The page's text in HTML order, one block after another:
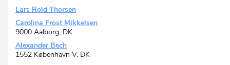
Lars Rold Thorsen
Carolina Frost Mikkelsen
9000 Aalborg, DK
Alexander Bech
1552 København V, DK